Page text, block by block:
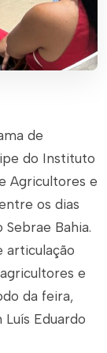
de
do Instituto
Agricultores e
os dias
Bahia.
articulação
e
da feira,
Eduardo